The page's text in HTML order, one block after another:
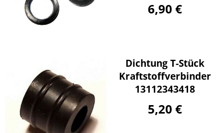
6,90 €
Dichtung T-Stück
Kraftstoffverbinder
13112343418
5,20 €